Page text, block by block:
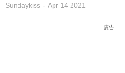
Sundaykiss Apr 14 2021
廣告